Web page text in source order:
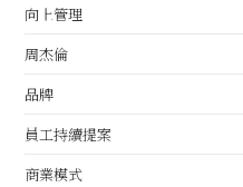
向上管理
周杰倫
品牌
員工持續提案
商業模式